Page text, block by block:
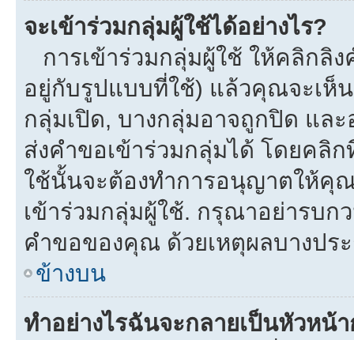
จะเข้าร่วมกลุ่มผู้ใช้ได้อย่างไร?
การเข้าร่วมกลุ่มผู้ใช้ ให้คลิกลิ
อยู่กับรูปแบบที่ใช้) แล้วคุณจะเห็
กลุ่มเปิด, บางกลุ่มอาจถูกปิด แล
ส่งคำขอเข้าร่วมกลุ่มได้ โดยคลิ
ใช้นั้นจะต้องทำการอนุญาตให้คุณ
เข้าร่วมกลุ่มผู้ใช้. กรุณาอย่ารบก
คำขอของคุณ ด้วยเหตุผลบางปร
ข้างบน
ทำอย่างไรฉันจะกลายเป็นหัวหน้